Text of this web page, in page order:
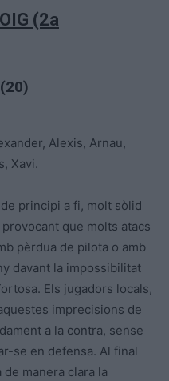
(2a
Alexis, Arnau,
Xavi.
principi a fi, molt sòlid
que molts atacs
pèrdua de pilota o amb
davant la impossibilitat
Els jugadors locals,
imprecisions de
a la contra, sense
se en defensa. Al final
manera clara la